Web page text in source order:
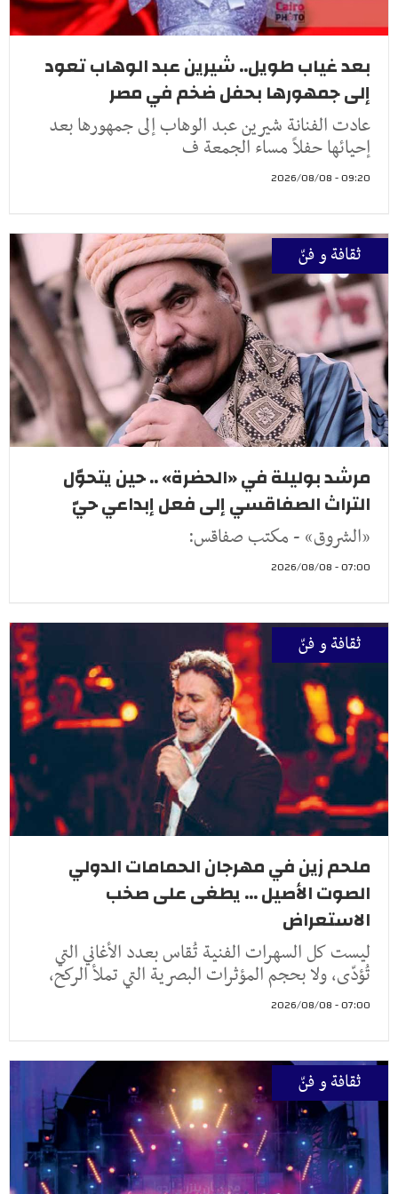
بعد غياب طويل.. شيرين عبد الوهاب تعود
إلى جمهورها بحفل ضخم في مصر
عادت الفنانة شيرين عبد الوهاب إلى جمهورها بعد
إحيائها حفلاً مساء الجمعة ف
09:20 - 2026/08/08
ثقافة و فنّ
مرشد بوليلة في «الحضرة» .. حين يتحوّل
التراث الصفاقسي إلى فعل إبداعي حيّ
«الشروق» - مكتب صفاقس:
07:00 - 2026/08/08
ثقافة و فنّ
ملحم زين في مهرجان الحمامات الدولي
الصوت الأصيل ... يطغى على صخب
الاستعراض
ليست كل السهرات الفنية تُقاس بعدد الأغاني التي
تُؤدّى، ولا بحجم المؤثرات البصرية التي تملأ الركح،
07:00 - 2026/08/08
ثقافة و فنّ